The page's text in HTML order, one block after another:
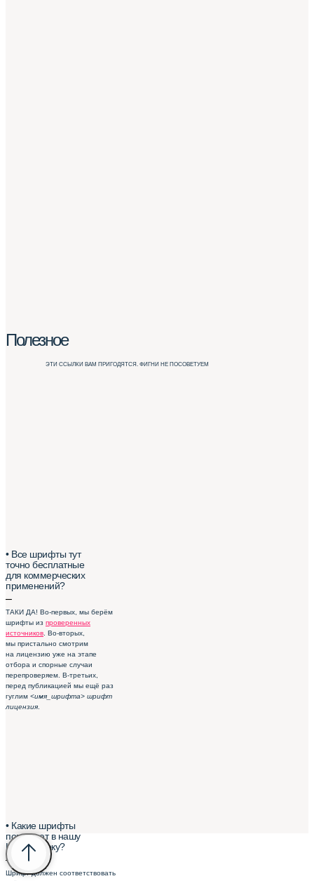
• Все шрифты тут
точно бесплатные
для коммерческих
применений?
–
ТАКИ ДА! Во-первых, мы берём
шрифты из проверенных
источников . Во-вторых,
мы пристально смотрим
на лицензию уже на этапе
отбора и спорные случаи
перепроверяем. В-третьих,
перед публикацией мы ещё раз
гуглим <имя_шрифта> шрифт
лицензия
• Какие шрифты
попадают в нашу
Шрифтотеку?
–
Шрифт должен соответствовать
Полезное
ЭТИ ССЫЛКИ ВАМ ПРИГОДЯТСЯ. ФИГНИ НЕ ПОСОВЕТУЕМ